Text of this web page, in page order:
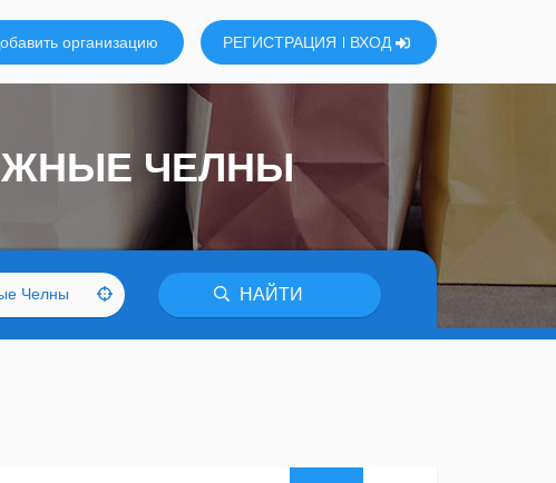
организацию РЕГИСТРАЦИЯ ВХОД
Челны НАЙТИ
ЧЕЛНЫ